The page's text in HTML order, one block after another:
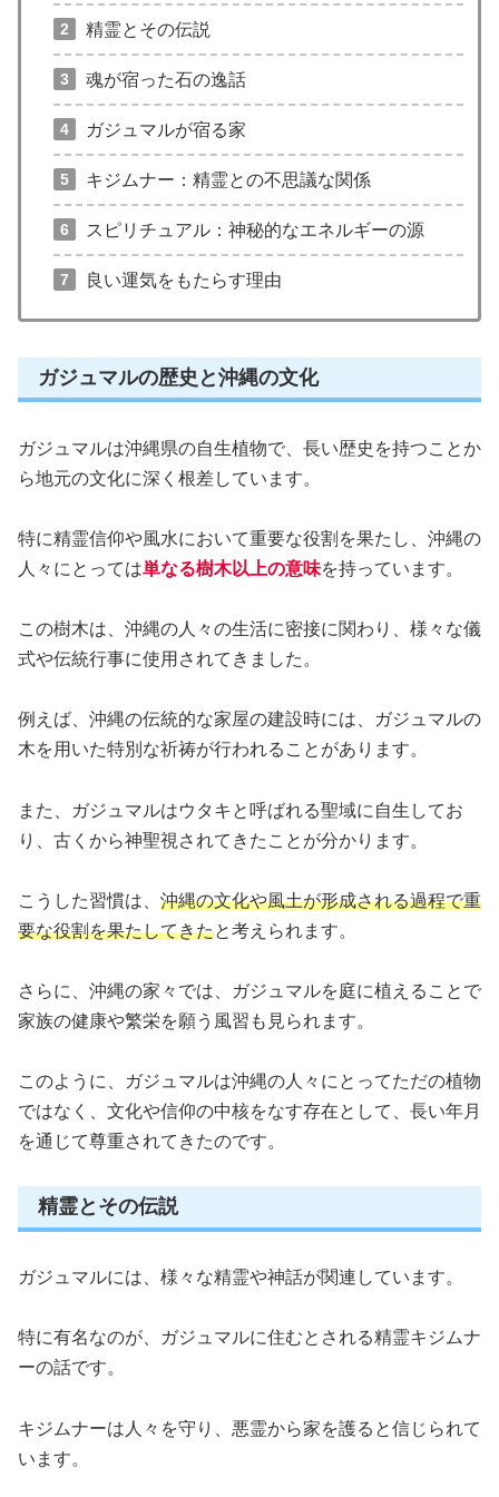
精霊とその伝説
魂が宿った石の逸話
ガジュマルが宿る家
キジムナー：精霊との不思議な関係
スピリチュアル：神秘的なエネルギーの源
良い運気をもたらす理由
ガジュマルの歴史と沖縄の文化
ガジュマルは沖縄県の自生植物で、長い歴史を持つことか
ら地元の文化に深く根差しています。
特に精霊信仰や風水において重要な役割を果たし、沖縄の
人々にとっては単なる樹木以上の意味を持っています。
この樹木は、沖縄の人々の生活に密接に関わり、様々な儀
式や伝統行事に使用されてきました。
例えば、沖縄の伝統的な家屋の建設時には、ガジュマルの
木を用いた特別な祈祷が行われることがあります。
また、ガジュマルはウタキと呼ばれる聖域に自生してお
り、古くから神聖視されてきたことが分かります。
こうした習慣は、 沖縄の文化や風土が形成される過程で重
要な役割を果たしてきたと考えられます。
さらに、沖縄の家々では、ガジュマルを庭に植えることで
家族の健康や繁栄を願う風習も見られます。
このように、ガジュマルは沖縄の人々にとってただの植物
ではなく、文化や信仰の中核をなす存在として、長い年月
を通じて尊重されてきたのです。
精霊とその伝説
ガジュマルには、様々な精霊や神話が関連しています。
特に有名なのが、ガジュマルに住むとされる精霊キジムナ
ーの話です。
キジムナーは人々を守り、悪霊から家を護ると信じられて
います。